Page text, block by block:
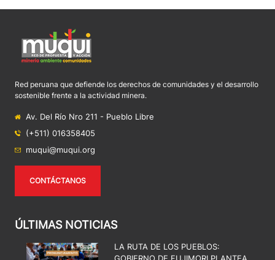
Red peruana que defiende los derechos de comunidades y el desarrollo
sostenible frente a la actividad minera.
Av. Del Río Nro 211 - Pueblo Libre
(+511) 016358405
muqui@muqui.org
CONTÁCTANOS
ÚLTIMAS NOTICIAS
LA RUTA DE LOS PUEBLOS: